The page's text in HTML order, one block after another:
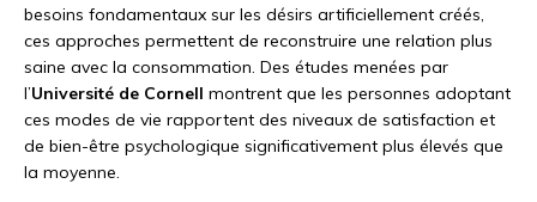
besoins fondamentaux sur les désirs artificiellement créés,
ces approches permettent de reconstruire une relation plus
saine avec la consommation. Des études menées par
l’Université de Cornell montrent que les personnes adoptant
ces modes de vie rapportent des niveaux de satisfaction et
de bien-être psychologique significativement plus élevés que
la moyenne.